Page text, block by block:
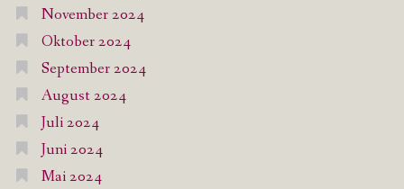
November 2024
Oktober 2024
September 2024
August 2024
Juli 2024
Juni 2024
Mai 2024